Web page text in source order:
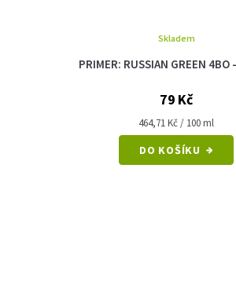
PRIMER: RUSSIAN GREEN
Skladem
79 Kč
Měrná
cena:
464,71 Kč / 100 ml
DO KOŠÍKU